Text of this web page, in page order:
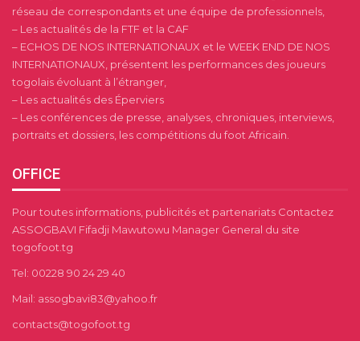
réseau de correspondants et une équipe de professionnels,
– Les actualités de la FTF et la CAF
– ECHOS DE NOS INTERNATIONAUX et le WEEK END DE NOS
INTERNATIONAUX, présentent les performances des joueurs
togolais évoluant à l’étranger,
– Les actualités des Éperviers
– Les conférences de presse, analyses, chroniques, interviews,
portraits et dossiers, les compétitions du foot Africain.
OFFICE
Pour toutes informations, publicités et partenariats Contactez
ASSOGBAVI Fifadji Mawutowu Manager General du site
togofoot.tg
Tel: 00228 90 24 29 40
Mail: assogbavi83@yahoo.fr
contacts@togofoot.tg